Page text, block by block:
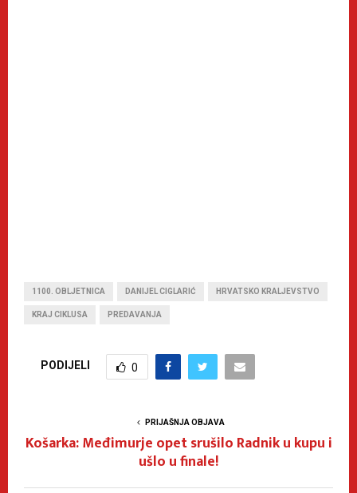
1100. OBLJETNICA DANIJEL CIGLARIĆ HRVATSKO KRALJEVSTVO
KRAJ CIKLUSA PREDAVANJA
PODIJELI 0
PRIJAŠNJA OBJAVA
Košarka: Međimurje opet srušilo Radnik u kupu i
ušlo u finale!